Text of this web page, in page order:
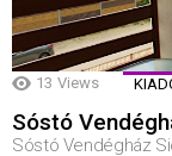
13 Views
Sóstó
Sóstó Vendégház